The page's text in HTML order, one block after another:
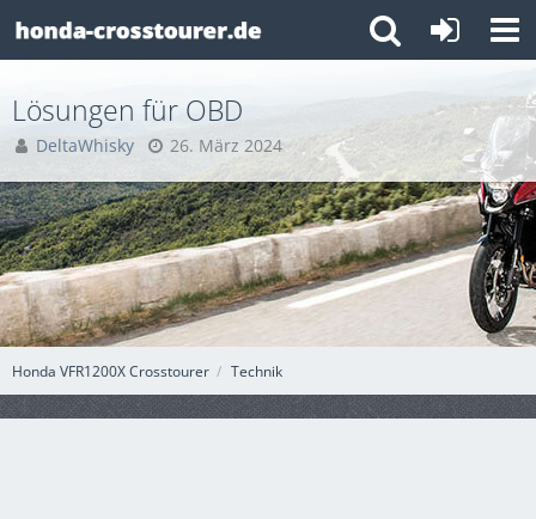
Honda VFR1200X Crosstourer Technik
Lösungen für OBD
DeltaWhisky 26. März 2024